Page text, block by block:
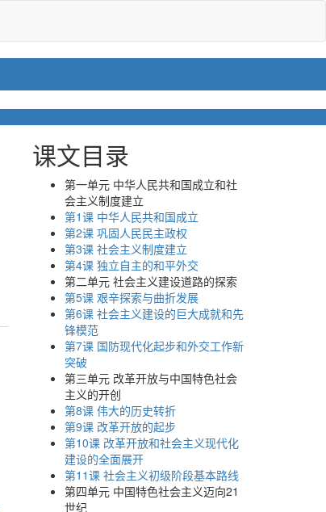
课文目录
第一单元 中华人民共和国成立和社
会主义制度建立
第1课 中华人民共和国成立
第2课 巩固人民民主政权
第3课 社会主义制度建立
第4课 独立自主的和平外交
第二单元 社会主义建设道路的探索
第5课 艰辛探索与曲折发展
第6课 社会主义建设的巨大成就和先
锋模范
第7课 国防现代化起步和外交工作新
突破
第三单元 改革开放与中国特色社会
主义的开创
第8课 伟大的历史转折
第9课 改革开放的起步
第10课 改革开放和社会主义现代化
建设的全面展开
第11课 社会主义初级阶段基本路线
第四单元 中国特色社会主义迈向21
世纪